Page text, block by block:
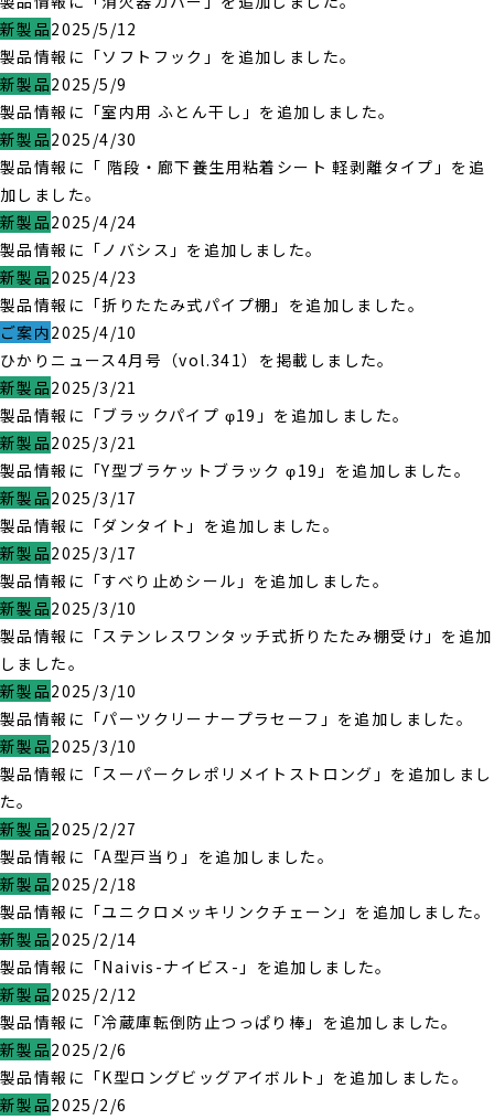
新製品2025/5/12
製品情報に「ソフトフック」を追加しました。
新製品2025/5/9
製品情報に「室内用 ふとん干し」を追加しました。
新製品2025/4/30
製品情報に「 階段・廊下養生用粘着シート 軽剥離タイプ」を追
加しました。
新製品2025/4/24
製品情報に「ノバシス」を追加しました。
新製品2025/4/23
製品情報に「折りたたみ式パイプ棚」を追加しました。
ご案内2025/4/10
ひかりニュース4月号（vol.341）を掲載しました。
新製品2025/3/21
製品情報に「ブラックパイプ φ19」を追加しました。
新製品2025/3/21
製品情報に「Y型ブラケットブラック φ19」を追加しました。
新製品2025/3/17
製品情報に「ダンタイト」を追加しました。
新製品2025/3/17
製品情報に「すべり止めシール」を追加しました。
新製品2025/3/10
製品情報に「ステンレスワンタッチ式折りたたみ棚受け」を追加
しました。
新製品2025/3/10
製品情報に「パーツクリーナープラセーフ」を追加しました。
新製品2025/3/10
製品情報に「スーパークレポリメイトストロング」を追加しまし
た。
新製品2025/2/27
製品情報に「A型戸当り」を追加しました。
新製品2025/2/18
製品情報に「ユニクロメッキリンクチェーン」を追加しました。
新製品2025/2/14
製品情報に「Naivis-ナイビス-」を追加しました。
新製品2025/2/12
製品情報に「冷蔵庫転倒防止つっぱり棒」を追加しました。
新製品2025/2/6
製品情報に「K型ロングビッグアイボルト」を追加しました。
新製品2025/2/6